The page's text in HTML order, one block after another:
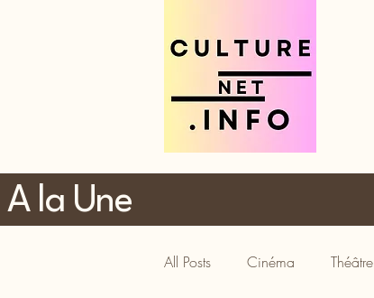
A la Une
All Posts Cinéma Théâtre